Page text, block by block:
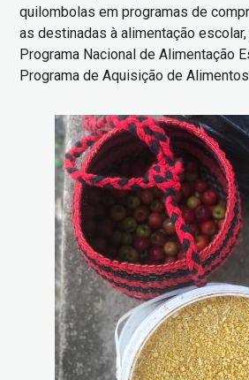
quilombolas em programas de
as destinadas à alimentação
Programa Nacional de Alimentação
Programa de Aquisição de
Imagem